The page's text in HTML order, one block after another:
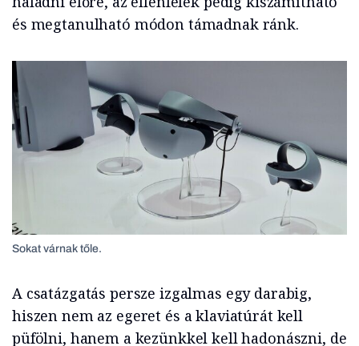
és megtanulható módon támadnak ránk.
Sokat várnak tőle.
A csatázgatás persze izgalmas egy darabig,
hiszen nem az egeret és a klaviatúrát kell
püfölni, hanem a kezünkkel kell hadonászni, de